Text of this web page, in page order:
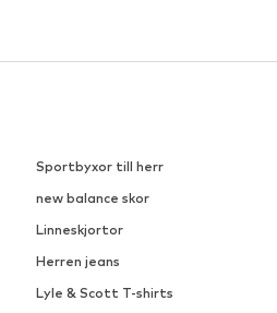
Sportbyxor till herr
new balance skor
Linneskjortor
Herren jeans
Lyle & Scott T-shirts